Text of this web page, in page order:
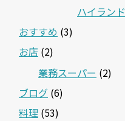
ハイランド
おすすめ (3)
お店 (2)
業務スーパー (2)
ブログ (6)
料理 (53)